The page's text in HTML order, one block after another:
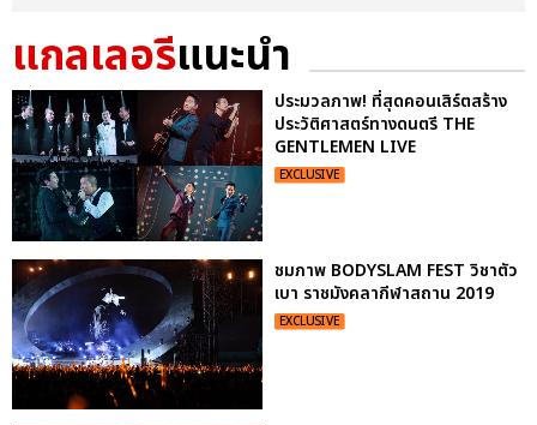
แกลเลอรีแนะนำ
ประมวลภาพ! ที่สุดคอนเสิร์ตสร้าง
ประวัติศาสตร์ทางดนตรี THE
GENTLEMEN LIVE
EXCLUSIVE
ชมภาพ BODYSLAM FEST วิชาตัว
เบา ราชมังคลากีฬาสถาน 2019
EXCLUSIVE